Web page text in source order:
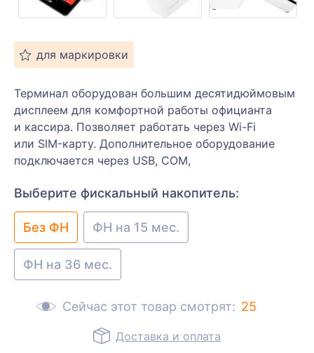
для маркировки
Терминал оборудован большим десятидюймовым
дисплеем для комфортной работы официанта
и кассира. Позволяет работать через Wi-Fi
или SIM-карту. Дополнительное оборудование
подключается через USB, COM,
Выберите фискальный накопитель:
Без ФН ФН на 15 мес.
ФН на 36 мес.
Сейчас этот товар смотрят: 25
Доставка и оплата